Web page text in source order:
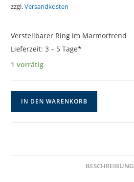
zzgl.Versandkosten
Verstellbarer Ring im Marmortrend
Lieferzeit:3 – 5 Tage*
1 vorrätig
IN DEN WARENKORB
BESCHREIBUNG